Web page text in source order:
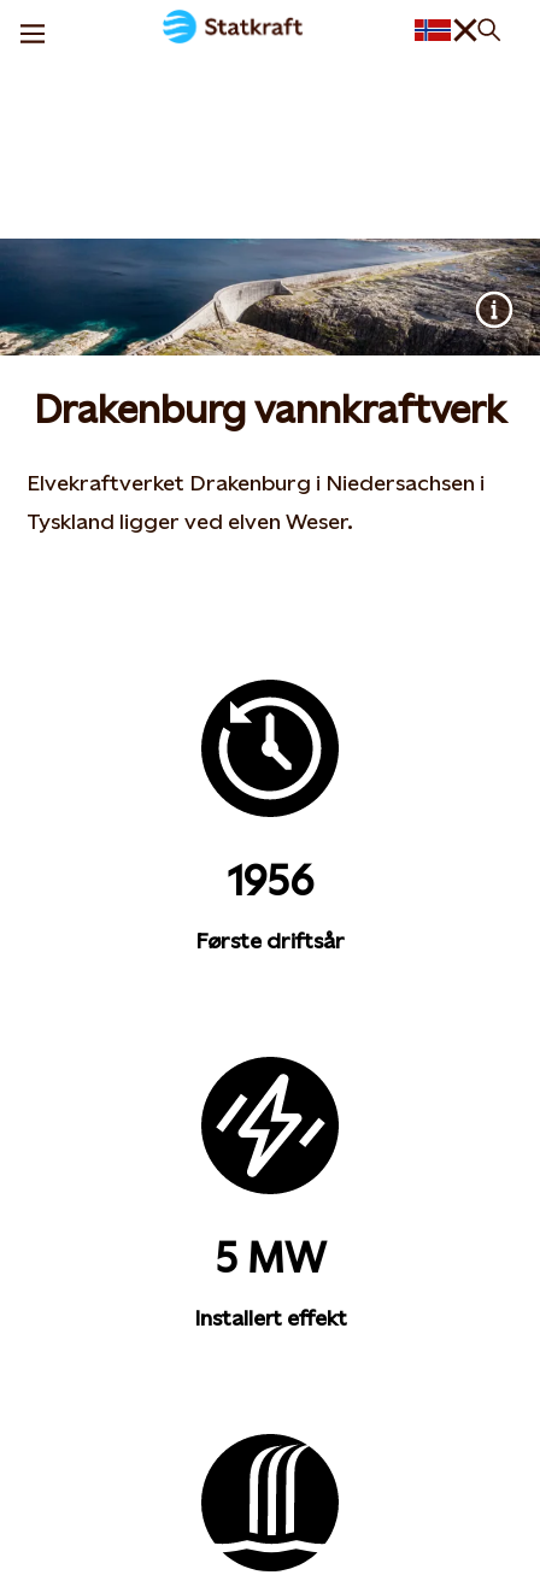
Drakenburg vannkraftverk
Elvekraftverket Drakenburg i Niedersachsen i
Tyskland ligger ved elven Weser.
1956
Første driftsår
5 MW
Installert effekt